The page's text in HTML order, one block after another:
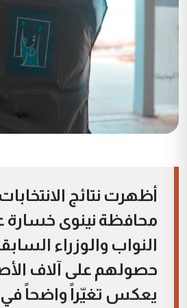
أظهرت نتائج
محافظة نينوى خسارة
النواب والوزراء
حصولهم على آلاف
يعكس تغيّراً واضحاً في